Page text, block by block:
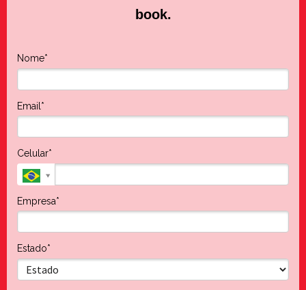
book.
Nome*
Email*
Celular*
Empresa*
Estado*